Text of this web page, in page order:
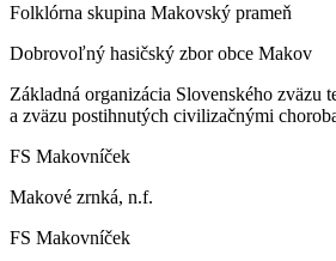
Folklórna skupina Makovský prameň
Dobrovoľný hasičský zbor obce Makov
Základná organizácia Slovenského zväzu
a zväzu postihnutých civilizačnými
FS Makovníček
Makové zrnká, n.f.
FS Makovníček